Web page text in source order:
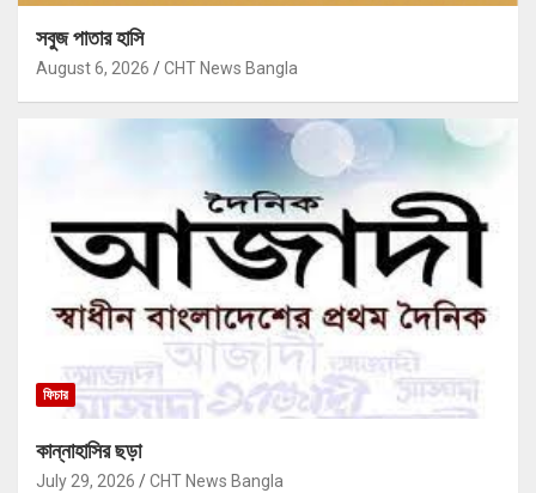
সবুজ পাতার হাসি
August 6, 2026 CHT News Bangla
ফিচার
কান্নাহাসির ছড়া
July 29, 2026 CHT News Bangla